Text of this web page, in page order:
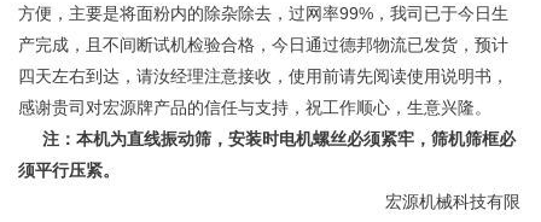
方便，主要是将面粉内的除杂除去，过网率99%，我司已于今日生
产完成，且不间断试机检验合格，今日通过德邦物流已发货，预计
四天左右到达，请汝经理注意接收，使用前请先阅读使用说明书，
感谢贵司对宏源牌产品的信任与支持，祝工作顺心，生意兴隆。
注：本机为直线振动筛，安装时电机螺丝必须紧牢，筛机筛框必
须平行压紧。
宏源机械科技有限